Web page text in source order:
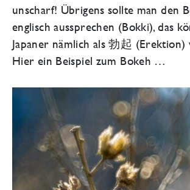
unscharf! Übrigens sollte man den
englisch aussprechen (Bokki), das
Japaner nämlich als 勃起 (Erektion)
Hier ein Beispiel zum Bokeh …